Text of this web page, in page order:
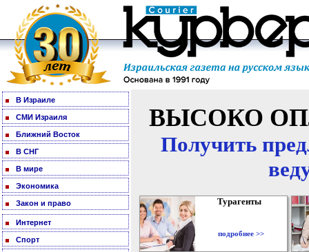
В Израиле
СМИ Израиля
Ближний Восток
В СНГ
В мире
Экономика
Закон и право
Интернет
Спорт
ВЫСОКО
Получить
Турагенты
подробнее >>